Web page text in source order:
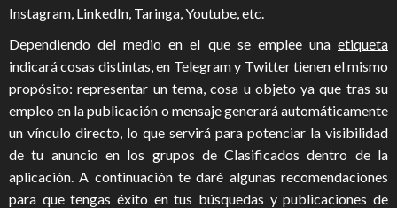
Instagram, LinkedIn, Taringa, Youtube, etc.
Dependiendo del medio en el que se emplee una etiqueta
indicará cosas distintas, en Telegram y Twitter tienen el mismo
propósito: representar un tema, cosa u objeto ya que tras su
empleo en la publicación o mensaje generará automáticamente
un vínculo directo, lo que servirá para potenciar la visibilidad
de tu anuncio en los grupos de Clasificados dentro de la
aplicación. A continuación te daré algunas recomendaciones
para que tengas éxito en tus búsquedas y publicaciones de